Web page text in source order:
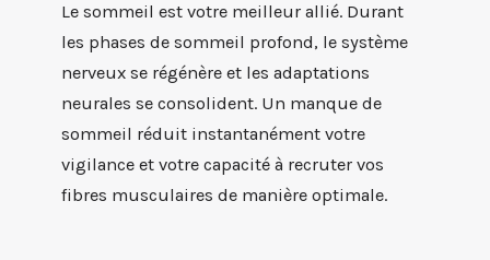
Le sommeil est votre meilleur allié. Durant
les phases de sommeil profond, le système
nerveux se régénère et les adaptations
neurales se consolident. Un manque de
sommeil réduit instantanément votre
vigilance et votre capacité à recruter vos
fibres musculaires de manière optimale.